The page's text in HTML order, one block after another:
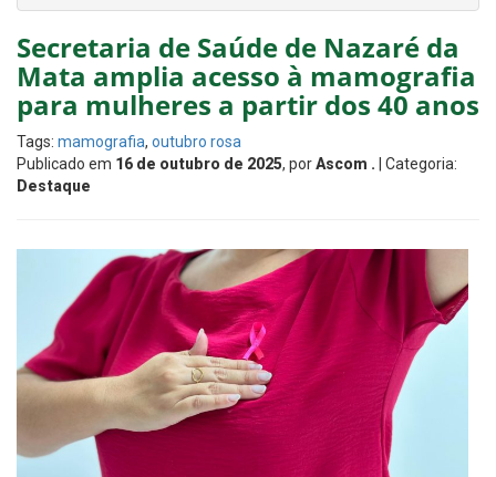
Secretaria de Saúde de Nazaré da
Mata amplia acesso à mamografia
para mulheres a partir dos 40 anos
Tags: mamografia, outubro rosa
Publicado em 16 de outubro de 2025, porAscom . | Categoria:
Destaque